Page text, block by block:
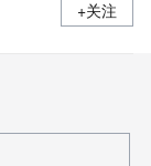
+关注